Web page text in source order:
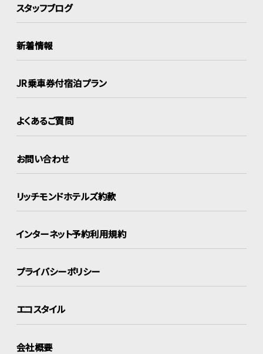
スタッフブログ
新着情報
JR乗車券付宿泊プラン
よくあるご質問
お問い合わせ
リッチモンドホテルズ約款
インターネット予約利用規約
プライバシーポリシー
エコスタイル
会社概要